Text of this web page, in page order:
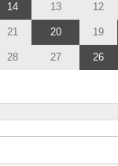
12
13
14
19
20
21
26
27
28